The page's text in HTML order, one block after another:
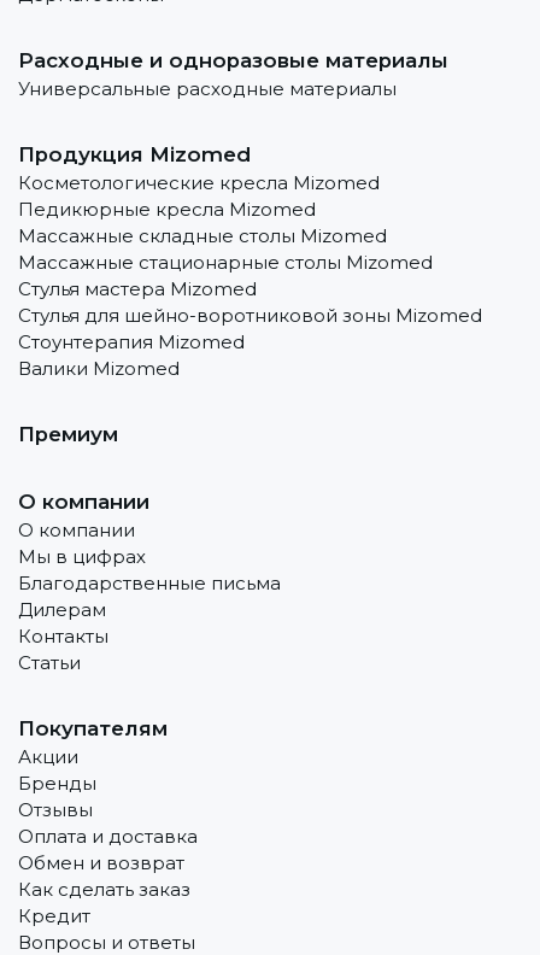
Расходные и одноразовые материалы
Универсальные расходные материалы
Продукция Mizomed
Косметологические кресла Mizomed
Педикюрные кресла Mizomed
Массажные складные столы Mizomed
Массажные стационарные столы Mizomed
Стулья мастера Mizomed
Стулья для шейно-воротниковой зоны Mizomed
Стоунтерапия Mizomed
Валики Mizomed
Премиум
О компании
О компании
Мы в цифрах
Благодарственные письма
Дилерам
Контакты
Статьи
Покупателям
Акции
Бренды
Отзывы
Оплата и доставка
Обмен и возврат
Как сделать заказ
Кредит
Вопросы и ответы